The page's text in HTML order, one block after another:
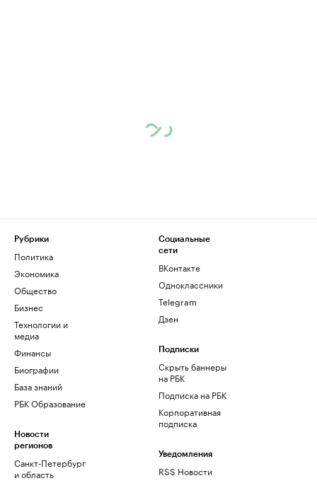
Рубрики
Политика
Экономика
Общество
Бизнес
Технологии и
медиа
Финансы
Биографии
База знаний
РБК Образование
Новости
регионов
Санкт-Петербург
и область
Социальные
сети
ВКонтакте
Одноклассники
Telegram
Дзен
Подписки
Скрыть баннеры
на РБК
Подписка на РБК
Корпоративная
подписка
Уведомления
RSS Новости